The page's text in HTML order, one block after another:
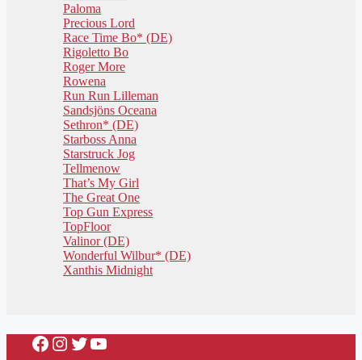
Paloma
Precious Lord
Race Time Bo* (DE)
Rigoletto Bo
Roger More
Rowena
Run Run Lilleman
Sandsjöns Oceana
Sethron* (DE)
Starboss Anna
Starstruck Jog
Tellmenow
That’s My Girl
The Great One
Top Gun Express
TopFloor
Valinor (DE)
Wonderful Wilbur* (DE)
Xanthis Midnight
Facebook
Instagram
Twitter
YouTube